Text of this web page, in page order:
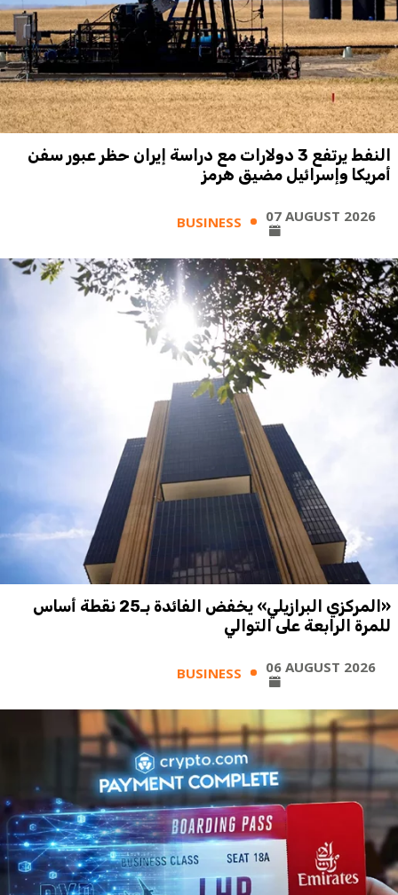
النفط يرتفع 3 دولارات مع دراسة إيران حظر عبور سفن
أمريكا وإسرائيل مضيق هرمز
BUSINESS 07 AUGUST 2026
«المركزي البرازيلي» يخفض الفائدة بـ25 نقطة أساس
للمرة الرابعة على التوالي
BUSINESS 06 AUGUST 2026